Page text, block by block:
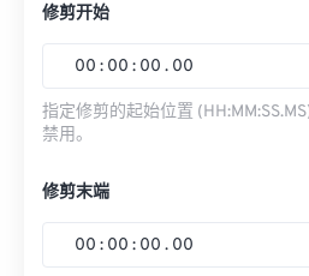
修剪开始
00 : 00 : 00 . 00
指定修剪的起始位置
禁用。
修剪末端
00 : 00 : 00 . 00